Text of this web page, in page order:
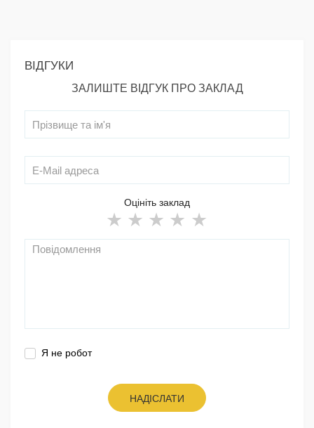
ВІДГУКИ
ЗАЛИШТЕ ВІДГУК ПРО ЗАКЛАД
Оцініть заклад
Я не робот
НАДІСЛАТИ